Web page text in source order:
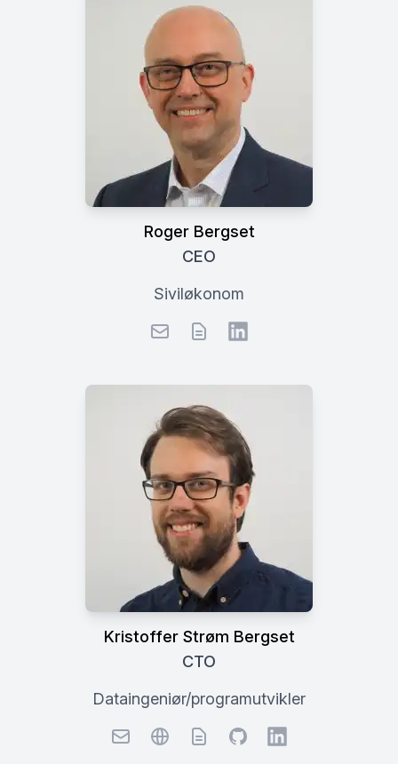
Roger Bergset
CEO
Siviløkonom
E-postCV LinkedIn
Kristoffer Strøm Bergset
CTO
Dataingeniør/programutvikler
E-postNettside
CV GithubLinkedIn